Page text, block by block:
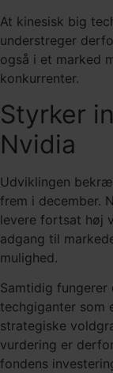
At kinesisk big
understreger
også i et marked
konkurrenter.
Styrker
Nvidia
Udviklingen
frem i december.
levere fortsat høj
adgang til
mulighed.
Samtidig fungerer
techgiganter som
strategiske
vurdering er
fondens